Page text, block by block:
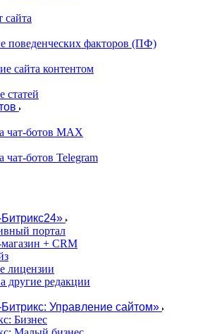
сайта
поведенческих факторов (ПФ)
сайта контентом
статей
чат-ботов MAX
чат-ботов Telegram
портал
+ CRM
лицензии
другие редакции
Управление сайтом»
Бизнес